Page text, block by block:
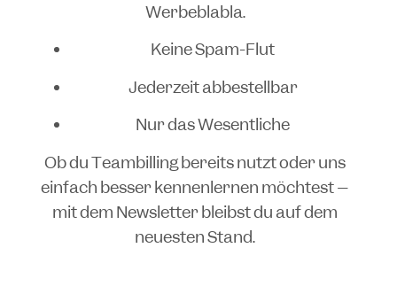
Werbeblabla.
Keine Spam-Flut
Jederzeit abbestellbar
Nur das Wesentliche
Ob du Teambilling bereits nutzt oder uns
einfach besser kennenlernen möchtest –
mit dem Newsletter bleibst du auf dem
neuesten Stand.